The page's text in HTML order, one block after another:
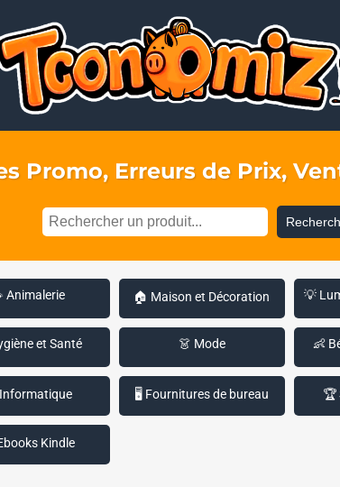
Promo, Erreurs de Prix,
Animalerie 🏠 Maison et Décoration 💡
et Santé 👗 Mode 👶
🖥️ Fournitures de bureau 🏆
Kindle